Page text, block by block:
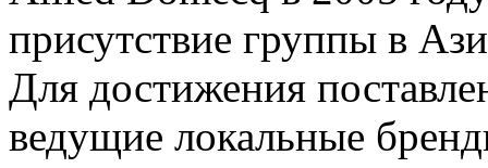
присутствие группы в
Для достижения
ведущие локальные